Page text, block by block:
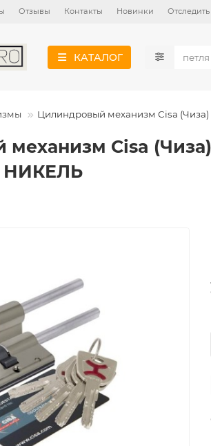
Отзывы Контакты Новинки Отследить
КАТАЛОГ
Цилиндровый механизм Cisa (Чиза)
Cisa (Чиза)
НИКЕЛЬ